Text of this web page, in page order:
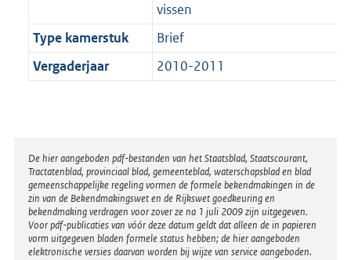
vissen
Type kamerstuk
Brief
Vergaderjaar
2010-2011
Disclaimer
De hier aangeboden pdf-bestanden van het Staatsblad, Staatscourant,
Tractatenblad, provinciaal blad, gemeenteblad, waterschapsblad en blad
gemeenschappelijke regeling vormen de formele bekendmakingen in de
zin van de Bekendmakingswet en de Rijkswet goedkeuring en
bekendmaking verdragen voor zover ze na 1 juli 2009 zijn uitgegeven.
Voor pdf-publicaties van vóór deze datum geldt dat alleen de in papieren
vorm uitgegeven bladen formele status hebben; de hier aangeboden
elektronische versies daarvan worden bij wijze van service aangeboden.